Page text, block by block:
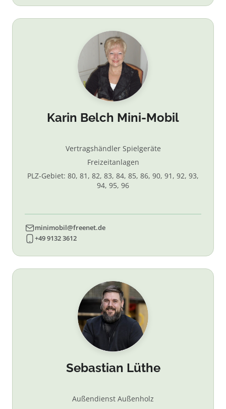
Karin Belch Mini-Mobil
Vertragshändler Spielgeräte
Freizeitanlagen
PLZ-Gebiet: 80, 81, 82, 83, 84, 85, 86, 90, 91, 92, 93,
94, 95, 96
minimobil@freenet.de
+49 9132 3612
Sebastian Lüthe
Außendienst Außenholz